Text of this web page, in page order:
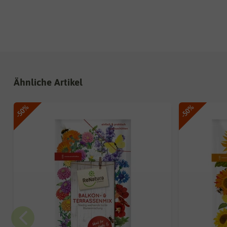
Ähnliche Artikel
-50% -50%